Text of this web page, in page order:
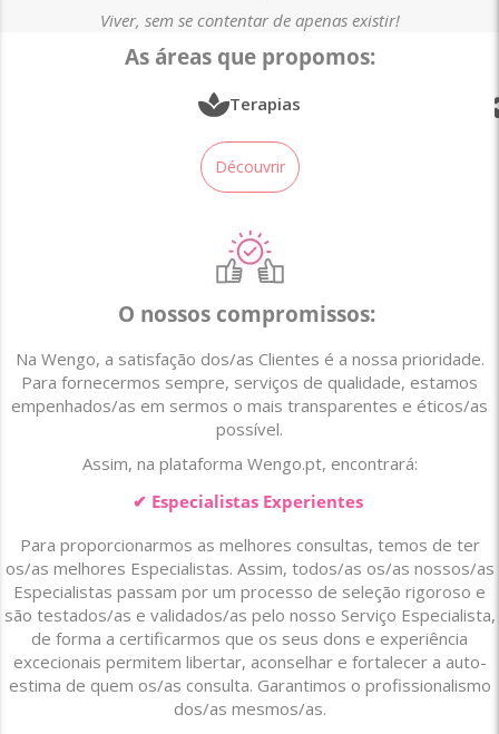
Viver, sem se contentar de apenas existir!
As áreas que propomos:
Terapias
Découvrir
O nossos compromissos:
Na Wengo, a satisfação dos/as Clientes é a nossa prioridade.
Para fornecermos sempre, serviços de qualidade, estamos
empenhados/as em sermos o mais transparentes e éticos/as
possível.
Assim, na plataforma Wengo.pt, encontrará:
✔ Especialistas Experientes
Para proporcionarmos as melhores consultas, temos de ter
os/as melhores Especialistas. Assim, todos/as os/as nossos/as
Especialistas passam por um processo de seleção rigoroso e
são testados/as e validados/as pelo nosso Serviço Especialista,
de forma a certificarmos que os seus dons e experiência
excecionais permitem libertar, aconselhar e fortalecer a auto-
estima de quem os/as consulta. Garantimos o profissionalismo
dos/as mesmos/as.